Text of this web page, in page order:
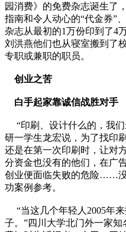
园消费》的免费杂志诞生了
指南和令人动心的“代金券”
杂志从最初的1万份印到了4
刘洪燕他们也从寝室搬到了
专职或兼职的职员。
创业之苦
白手起家靠诚信战胜对手
“印刷、设计什么的，我们
研一学生龙宏说，为了找印
还是在第一次印刷时，让对
分资金也没有的他们，在广
创业便面临失败的危险……
功案例参考。
“当这几个年轻人2005年
子。”四川大学北门外一家